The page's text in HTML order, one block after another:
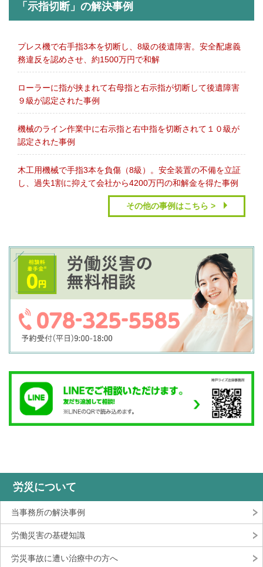
「示指切断」の解決事例
プレス機で右手指3本を切断し、8級の後遺障害。安全配慮義
務違反を認めさせ、約1500万円で和解
ローラーに指が挟まれて右母指と右示指が切断して後遺障害
９級が認定された事例
機械のライン作業中に右示指と右中指を切断されて１０級が
認定された事例
木工用機械で手指3本を負傷（8級）。安全装置の不備を立証
し、過失1割に抑えて会社から4200万円の和解金を得た事例
その他の事例はこちら >
労災について
当事務所の解決事例
労働災害の基礎知識
労災事故に遭い治療中の方へ